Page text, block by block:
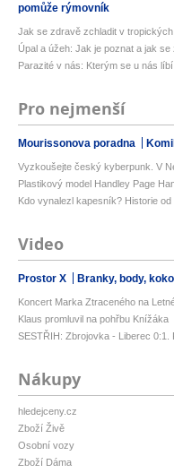
pomůže rýmovník
Jak se zdravě zchladit v
Úpal a úžeh: Jak je poznat a jak
Parazité v nás: Kterým se u nás
Pro nejmenší
Mourissonova poradna
Vyzkoušejte český kyberpunk. V
Plastikový model Handley Page
Kdo vynalezl kapesník? Historie
Video
Prostor X Branky, body,
Koncert Marka Ztraceného na
Klaus promluvil na pohřbu Knížáka
SESTŘIH: Zbrojovka - Liberec 0:1.
Nákupy
hledejceny.cz
Zboží Živě
Osobní vozy
Zboží Dáma